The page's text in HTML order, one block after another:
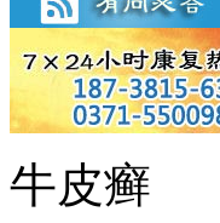
牛皮癣